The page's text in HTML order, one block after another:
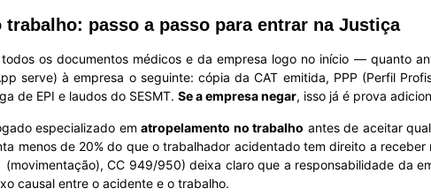
trabalho: passo a passo para entrar na Justiça
os documentos médicos e da empresa logo no início — quanto
serve) à empresa o seguinte: cópia da CAT emitida, PPP (Perfil
de EPI e laudos do SESMT. Se a empresa negar, isso já é prova
especializado ematropelamento no trabalho antes de aceitar
menos de 20% do que o trabalhador acidentado tem direito a
(movimentação), CC 949/950) deixa claro que a responsabilidade da
causal entre o acidente e o trabalho.